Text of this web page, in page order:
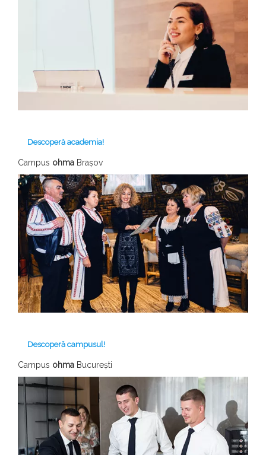
Descoperă academia!
Campus ohma Brașov
Descoperă campusul!
Campus ohma București